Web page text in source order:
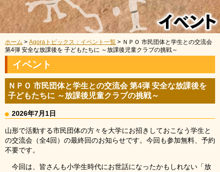
ホーム > Agoraトピックス：イベント一覧 > ＮＰＯ 市民団体と学生との交流会
第4弾 安全な放課後を 子どもたちに ～放課後児童クラブの挑戦～
イベント
ＮＰＯ 市民団体と学生との交流会 第4弾 安全な放課後を
子どもたちに ～放課後児童クラブの挑戦～
2026年7月1日
山形で活動する市民団体の方々を大学にお招きしておこなう学生と
の交流会（全4回）の最終回のお知らせです。今回も参加無料、予約
不要です。
今回は、皆さんも小学生時代にお世話になったかもしれない「放